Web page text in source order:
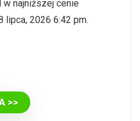
najniższej cenie
lipca, 2026 6:42 pm.
>>